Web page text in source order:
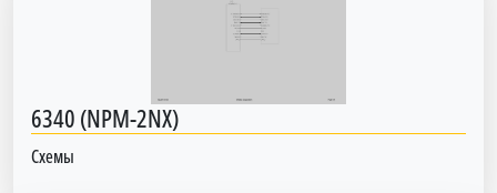
6340 (NPM-2NX)
Схемы